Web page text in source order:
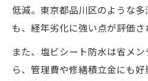
低減。東京都品川区のような
も、経年劣化に強い点が評価さ
また、塩ビシート防水は省メ
ら、管理費や修繕積立金にも